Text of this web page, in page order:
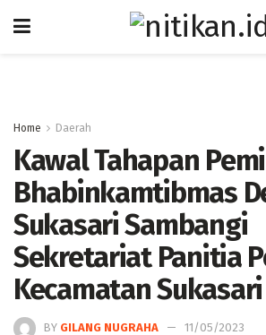
Home Daerah
Kawal Tahapan
Bhabinkamtibmas
Sukasari Sambangi
Sekretariat Panitia
Kecamatan Sukasari
BY GILANG NUGRAHA 11/05/2023